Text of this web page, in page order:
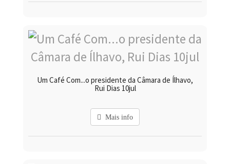
Um Café Com...o presidente da Câmara de Ílhavo,
Rui Dias 10jul
Mais info